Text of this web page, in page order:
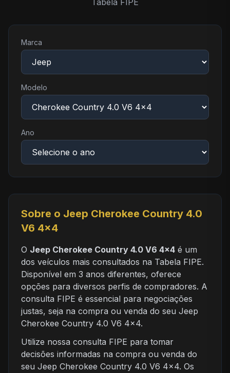
Tabela FIPE
Marca
Modelo
Ano
Sobre o Jeep Cherokee Country 4.0
V6 4x4
O Jeep Cherokee Country 4.0 V6 4x4 é um
dos veículos mais consultados na Tabela FIPE.
Disponível em 3 anos diferentes, oferece
opções para diversos perfis de compradores. A
consulta FIPE é essencial para negociações
justas, seja na compra ou venda do seu Jeep
Cherokee Country 4.0 V6 4x4.
Utilize nossa consulta FIPE para tomar
decisões informadas na compra ou venda do
seu Jeep Cherokee Country 4.0 V6 4x4. Os